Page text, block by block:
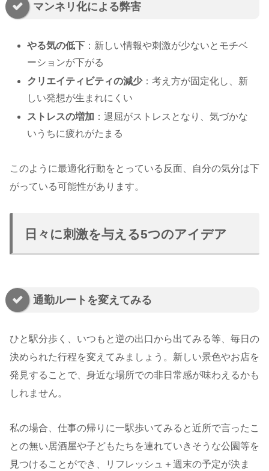
マンネリ化による弊害
やる気の低下 ：新しい情報や刺激が少ないとモチベ
ーションが下がる
クリエイティビティの減少：考え方が固定化し、新
しい発想が生まれにくい
ストレスの増加 ：退屈がストレスとなり、気づかな
いうちに疲れがたまる
このように最適化行動をとっている反面、自分の気分は下
がっている可能性があります。
日々に刺激を与える5つのアイデア
通勤ルートを変えてみる
ひと駅分歩く、いつもと逆の出口から出てみる等、毎日の
決められた行程を変えてみましょう。新しい景色やお店を
発見することで、身近な場所での非日常感が味わえるかも
しれません。
私の場合、仕事の帰りに一駅歩いてみると近所で言ったこ
との無い居酒屋や子どもたちを連れていきそうな公園等を
見つけることができ、リフレッシュ＋週末の予定が決ま